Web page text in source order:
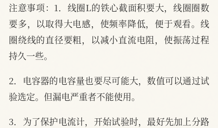
注意事项：1．线圈L的铁心截面积要大，线圈圈数
要多，以取得大电感，使频率降低，便于观看。线
圈绕线的直径要粗，以减小直流电阻，使振荡过程
持久一些。
2．电容器的电容量也要尽可能大，数值可以通过试
验选定。但漏电严重者不能使用。
3．为了保护电流计，开始试验时，最好先加上分路